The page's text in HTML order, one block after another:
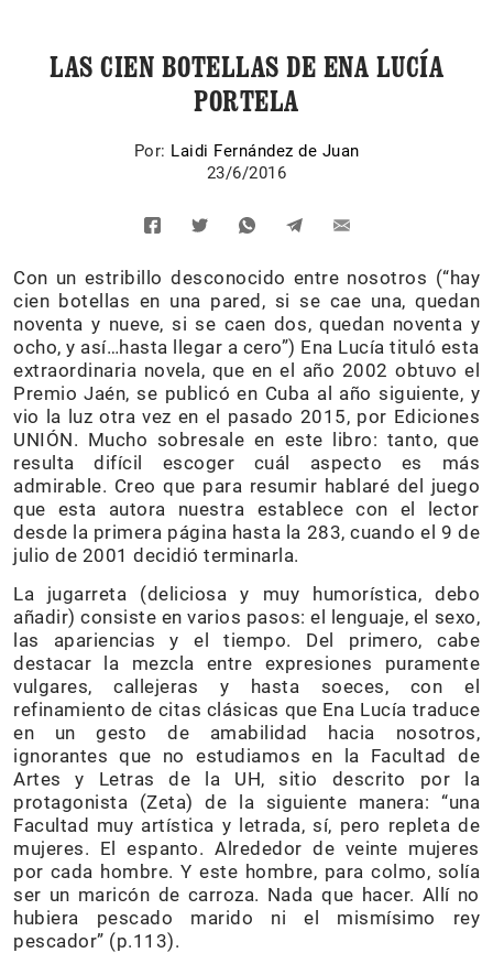
LAS CIEN BOTELLAS DE ENA LUCÍA
PORTELA
Por: Laidi Fernández de Juan
23/6/2016
Con un estribillo desconocido entre nosotros (“hay
cien botellas en una pared, si se cae una, quedan
noventa y nueve, si se caen dos, quedan noventa y
ocho, y así…hasta llegar a cero”) Ena Lucía tituló esta
extraordinaria novela, que en el año 2002 obtuvo el
Premio Jaén, se publicó en Cuba al año siguiente, y
vio la luz otra vez en el pasado 2015, por Ediciones
UNIÓN. Mucho sobresale en este libro: tanto, que
resulta difícil escoger cuál aspecto es más
admirable. Creo que para resumir hablaré del juego
que esta autora nuestra establece con el lector
desde la primera página hasta la 283, cuando el 9 de
julio de 2001 decidió terminarla.
La jugarreta (deliciosa y muy humorística, debo
añadir) consiste en varios pasos: el lenguaje, el sexo,
las apariencias y el tiempo. Del primero, cabe
destacar la mezcla entre expresiones puramente
vulgares, callejeras y hasta soeces, con el
refinamiento de citas clásicas que Ena Lucía traduce
en un gesto de amabilidad hacia nosotros,
ignorantes que no estudiamos en la Facultad de
Artes y Letras de la UH, sitio descrito por la
protagonista (Zeta) de la siguiente manera: “una
Facultad muy artística y letrada, sí, pero repleta de
mujeres. El espanto. Alrededor de veinte mujeres
por cada hombre. Y este hombre, para colmo, solía
ser un maricón de carroza. Nada que hacer. Allí no
hubiera pescado marido ni el mismísimo rey
pescador” (p.113).